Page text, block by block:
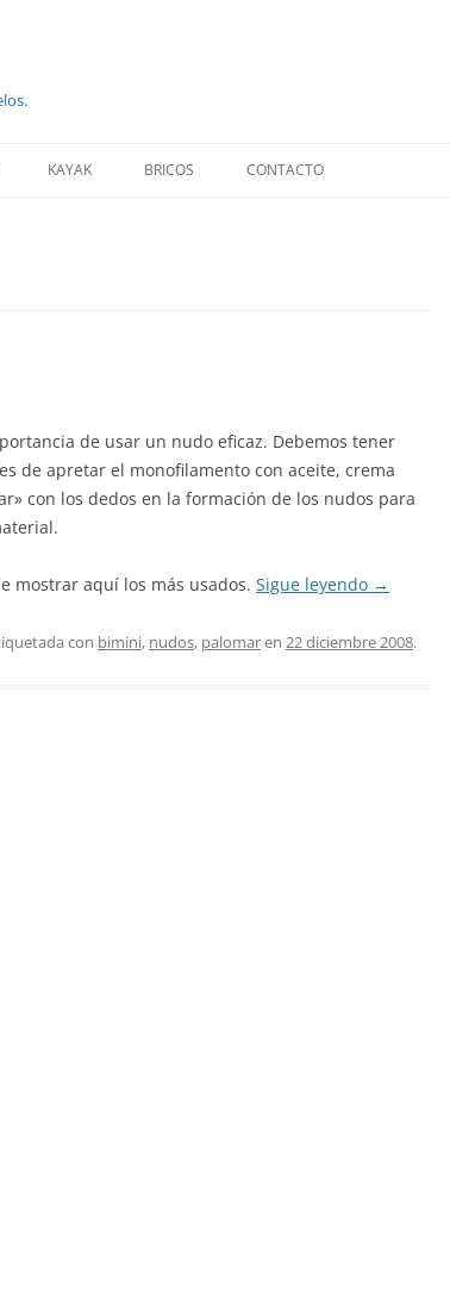
KAYAK BRICOS CONTACTO
de usar un nudo eficaz. Debemos tener
de apretar el monofilamento con aceite, crema
con los dedos en la formación de los nudos para
mostrar aquí los más usados. Sigue leyendo →
con bimini, nudos, palomaren 22 diciembre 2008.